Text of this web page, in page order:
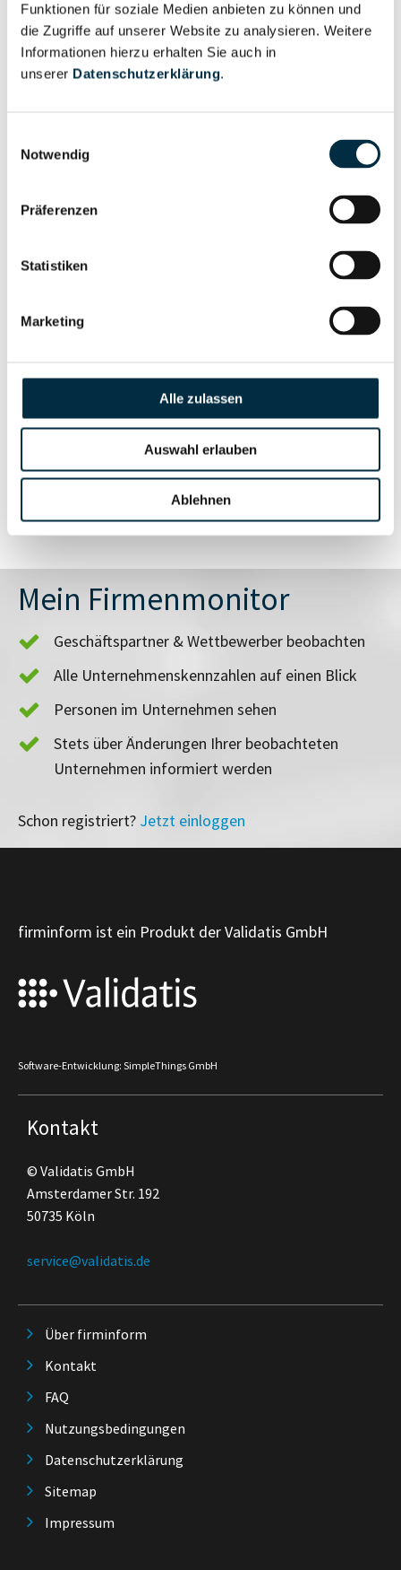
Funktionen für soziale Medien anbieten zu können und
die Zugriffe auf unserer Website zu analysieren. Weitere
Informationen hierzu erhalten Sie auch in
unserer Datenschutzerklärung.
Notwendig
Präferenzen
Statistiken
Marketing
Alle zulassen
Auswahl erlauben
Ablehnen
Wirtschaftlich
Berechtigten Pfad
Vollständiges
Unternehmensprofil
anfragen
Risikoinformationen
PEP- und
Vollständiges
Vollständiges
Unternehmensprofil
Branchen- und
Vollständiges
Unternehmensprofil
anfragen
Mein Firmenmonitor
Geschäftspartner & Wettbewerber beobachten
Alle Unternehmenskennzahlen auf einen Blick
Personen im Unternehmen sehen
Stets über Änderungen Ihrer beobachteten
Unternehmen informiert werden
Schon registriert? Jetzt einloggen
firminform ist ein Produkt der Validatis GmbH
Software-Entwicklung: SimpleThings GmbH
Kontakt
© Validatis GmbH
Amsterdamer Str. 192
50735 Köln
service@validatis.de
Über firminform
Kontakt
FAQ
Nutzungsbedingungen
Datenschutzerklärung
Sitemap
Impressum